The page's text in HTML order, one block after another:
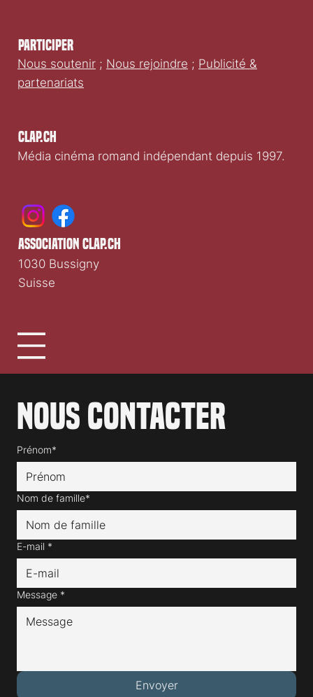
Clap.ch
Média cinéma romand indépendant depuis 1997.
Participer
Nous soutenir ; Nous rejoindre ; Publicité &
partenariats
Nous contacter
Prénom*
Nom de famille*
E-mail *
Message *
Envoyer
association clap.ch
1030 Bussigny
Suisse